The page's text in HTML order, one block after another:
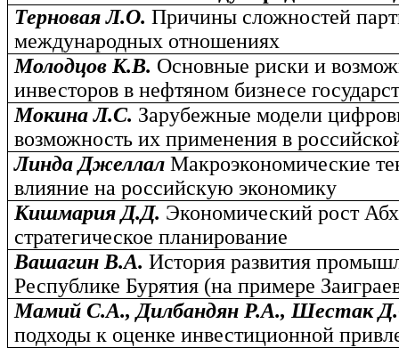
Терновая Л.О.Причины сложностей
международных отношениях
Молодцов К.В. Основные риски и
инвесторов в нефтяном бизнесе
Мокина Л.С. Зарубежные модели
возможность их применения в
Линда ДжеллалМакроэкономические
влияние на российскую экономику
Кишмария Д.Д. Экономический рост
стратегическое планирование
Вашагин В.А.История развития
Республике Бурятия (на примере
Мамий С.А., Дилбандян Р.А., Шестак
подходы к оценке инвестиционной